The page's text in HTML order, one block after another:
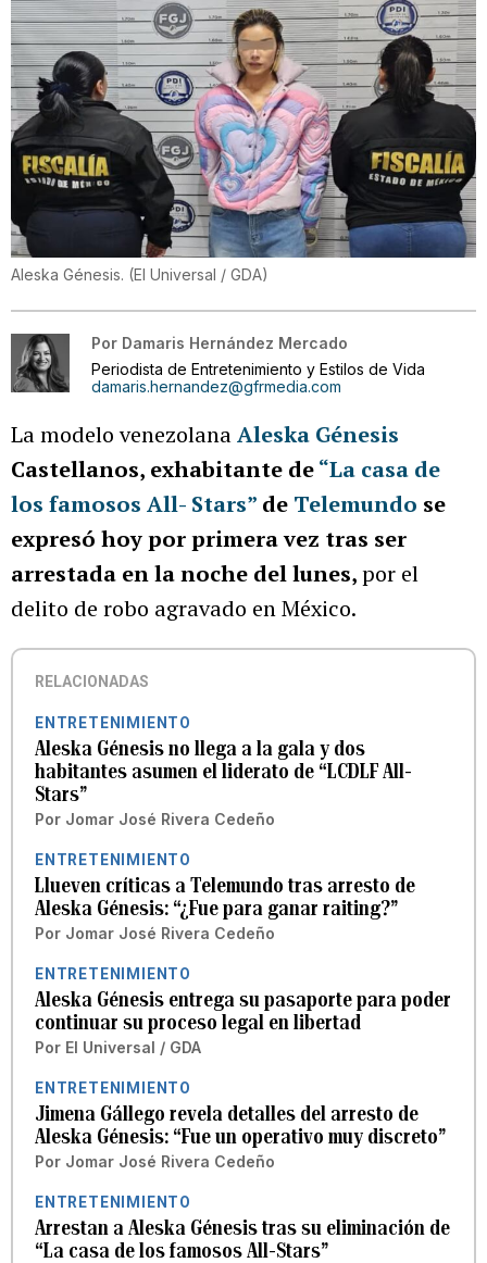
Aleska Génesis. (El Universal / GDA)
Por Damaris Hernández Mercado
Periodista de Entretenimiento y Estilos de Vida
damaris.hernandez@gfrmedia.com
La modelo venezolanaAleska Génesis
Castellanos, exhabitante de“La casa de
los famosos All- Stars” de Telemundo se
expresó hoy por primera vez tras ser
arrestada en la noche del lunes,por el
delito de robo agravado en México.
RELACIONADAS
ENTRETENIMIENTO
Aleska Génesis no llega a la gala y dos
habitantes asumen el liderato de “LCDLF All-
Stars”
Por Jomar José Rivera Cedeño
ENTRETENIMIENTO
Llueven críticas a Telemundo tras arresto de
Aleska Génesis: “¿Fue para ganar raiting?”
Por Jomar José Rivera Cedeño
ENTRETENIMIENTO
Aleska Génesis entrega su pasaporte para poder
continuar su proceso legal en libertad
Por El Universal / GDA
ENTRETENIMIENTO
Jimena Gállego revela detalles del arresto de
Aleska Génesis: “Fue un operativo muy discreto”
Por Jomar José Rivera Cedeño
ENTRETENIMIENTO
Arrestan a Aleska Génesis tras su eliminación de
“La casa de los famosos All-Stars”